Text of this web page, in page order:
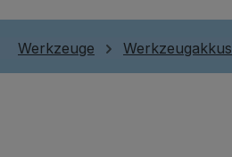
Werkzeuge Werkzeugakkus